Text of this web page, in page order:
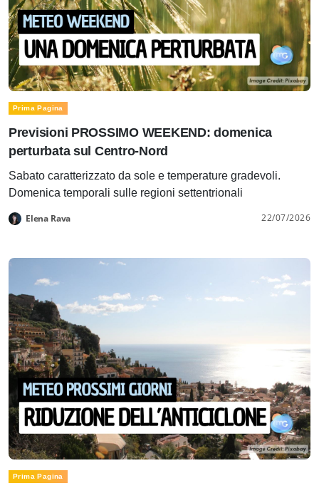
Prima Pagina
Previsioni PROSSIMO WEEKEND: domenica
perturbata sul Centro-Nord
Sabato caratterizzato da sole e temperature gradevoli.
Domenica temporali sulle regioni settentrionali
Elena Rava 22/07/2026
Prima Pagina